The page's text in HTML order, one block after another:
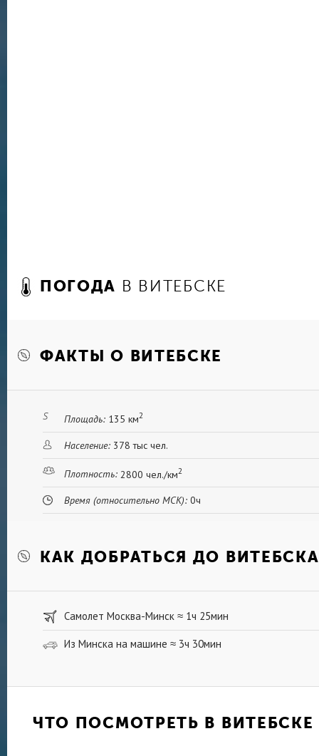
ПОГОДА В ВИТЕБСКЕ
ФАКТЫ О ВИТЕБСКЕ
Площадь: 135 км2
Население: 378 тыс чел.
Плотность: 2800 чел./км2
Время (относительно МСК): 0ч
КАК ДОБРАТЬСЯ ДО ВИТЕБСКА
Самолет Москва-Минск ≈ 1ч 25мин
Из Минска на машине ≈ 3ч 30мин
ЧТО ПОСМОТРЕТЬ В ВИТЕБСКЕ